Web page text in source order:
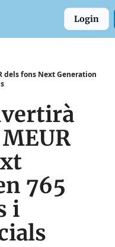
Login
dels fons Next Generation
765
i